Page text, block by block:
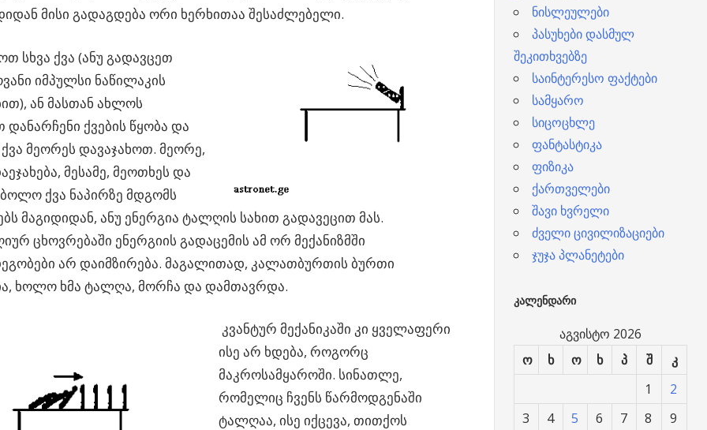
მისი გადაგდება ორი ხერხითაა შესაძლებელი.
სხვა ქვა (ანუ გადავცეთ
იმპულსი ნაწილაკის
ან მასთან ახლოს
ქვების წყობა და
მეორეს დავაჯახოთ. მეორე,
მესამე, მეოთხეს და
ბოლო ქვა ნაპირზე მდგომს
მაგიდიდან, ანუ ენერგია ტალღის სახით გადავეცით მას.
ცხოვრებაში ენერგიის გადაცემის ამ ორ მექანიზმში
არ დაიმზირება. მაგალითად, კალათბურთის ბურთი
ხოლო ხმა ტალღა, მორჩა და დამთავრდა.
კვანტურ მექანიკაში კი ყველაფერი
ისე არ ხდება, როგორც
მაკროსამყაროში. სინათლე,
რომელიც ჩვენს წარმოდგენაში
ტალღაა, ისე იქცევა, თითქოს
ნისლეულები
პასუხები დასმულ
შეკითხვებზე
საინტერესო ფაქტები
სამყარო
სიცოცხლე
ფანტასტიკა
ფიზიკა
ქართველები
შავი ხვრელი
ძველი ცივილიზაციები
ჯუჯა პლანეტები
ᲙᲐᲚᲔᲜᲓᲐᲠᲘ
აგვისტო 2026
ო
ხ ო ხ პ შ კ
1
2
3
4 5 6 7 8
9